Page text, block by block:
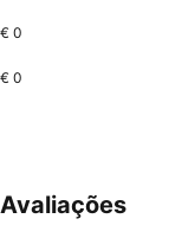
€ 0
€ 0
Avaliações